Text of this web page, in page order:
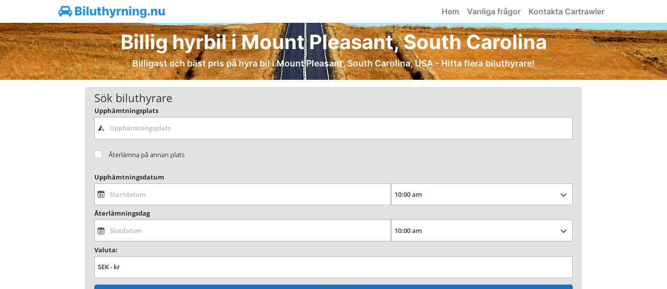
Biluthyrning.nu Hem Vanliga frågor Kontakta Cartrawler
Billig hyrbil i Mount Pleasant, South Carolina
Billigast och bäst pris på hyra bil i Mount Pleasant, South Carolina, USA - Hitta flera biluthyrare!
Sök biluthyrare
Upphämtningsplats
Återlämna på annan plats
Upphämtningsdatum
Återlämningsdag
Valuta: